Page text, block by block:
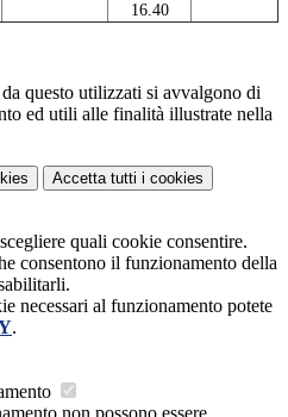
16.40
questo utilizzati si avvalgono di
ed utili alle finalità illustrate nella
Accetta tutti i cookies
quali cookie consentire.
consentono il funzionamento della
necessari al funzionamento potete
.